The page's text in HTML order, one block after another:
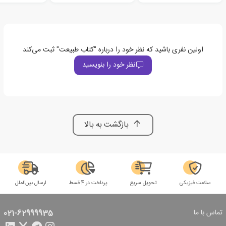
اولین نفری باشید که نظر خود را درباره "کتاب طبیعت" ثبت می‌کند
نظر خود را بنویسید
بازگشت به بالا
سلامت فیزیکی تحویل سریع پرداخت در 4 قسط ارسال بین‌الملل
تماس با ما 021-62999935